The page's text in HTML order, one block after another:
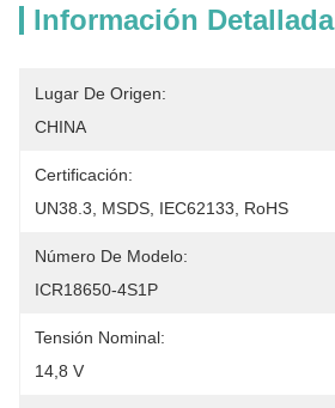
Información Detallada
Lugar De Origen:
CHINA
Certificación:
UN38.3, MSDS, IEC62133, RoHS
Número De Modelo:
ICR18650-4S1P
Tensión Nominal:
14,8 V